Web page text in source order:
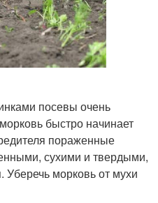
посевы очень
быстро начинает
пораженные
сухими и твердыми,
Уберечь морковь от мухи